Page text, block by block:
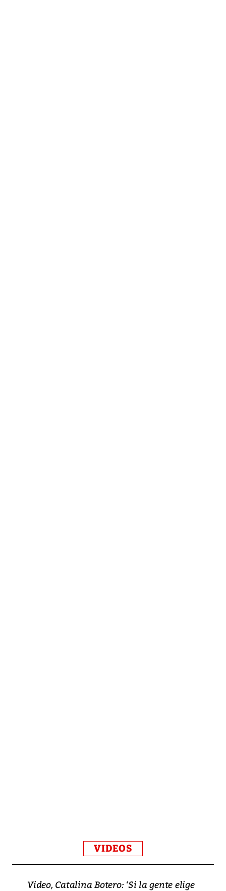
VIDEOS
Video, Catalina Botero: ‘Si la gente elige